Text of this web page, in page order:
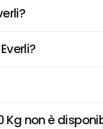
non è